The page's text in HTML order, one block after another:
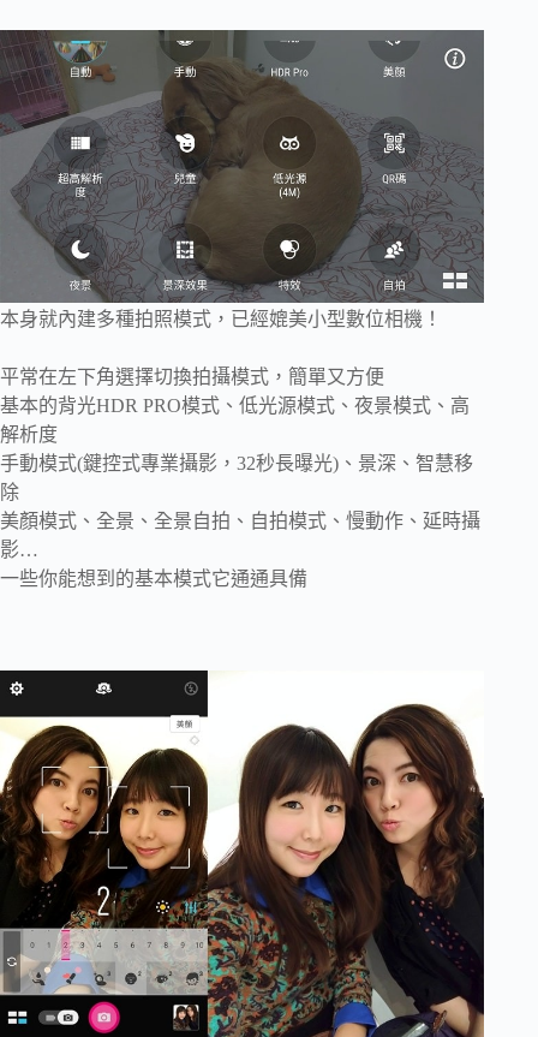
本身就內建多種拍照模式，已經媲美小型數位相機！
平常在左下角選擇切換拍攝模式，簡單又方便
基本的背光HDR PRO模式、低光源模式、夜景模式、高
解析度
手動模式(鍵控式專業攝影，32秒長曝光)、景深、智慧移
除
美顏模式、全景、全景自拍、自拍模式、慢動作、延時攝
影…
一些你能想到的基本模式它通通具備